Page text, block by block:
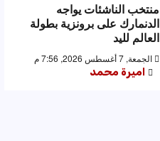
منتخب الناشئات يواجه
الدنمارك على برونزية بطولة
العالم لليد
الجمعة, 7 أغسطس 2026, 7:56 م
اميرة محمد